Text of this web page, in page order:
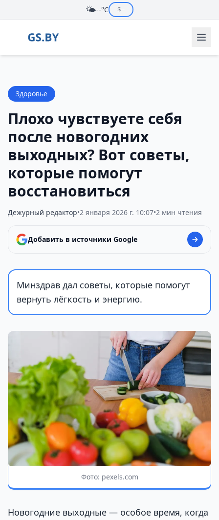
🌤️--°C $--
Здоровье
Плохо чувствуете себя
после новогодних
выходных? Вот советы,
которые помогут
восстановиться
Дежурный редактор•2 января 2026 г. 10:07•2 мин чтения
Добавить в источники Google
Минздрав дал советы, которые помогут
вернуть лёгкость и энергию.
Фото: pexels.com
Новогодние выходные — особое время, когда